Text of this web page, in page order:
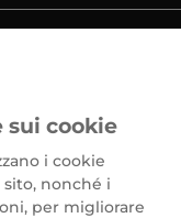
sui cookie
i cookie
nonché i
per migliorare